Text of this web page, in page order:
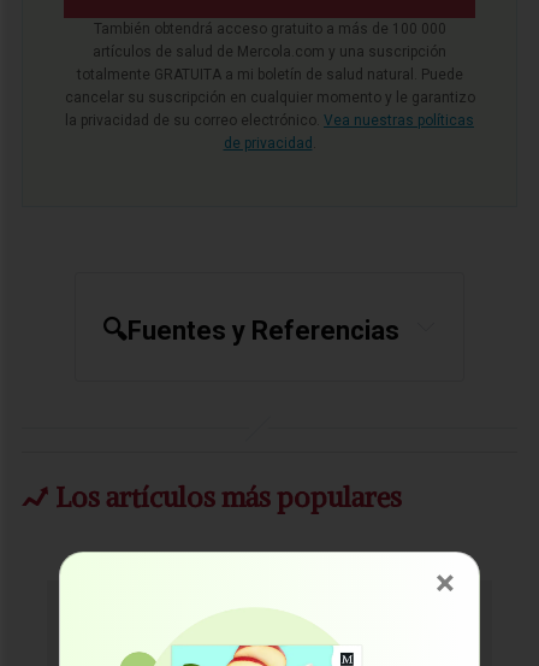
También obtendrá acceso gratuito a más de 100 000
artículos de salud de Mercola.com y una suscripción
totalmente GRATUITA a mi boletín de salud natural. Puede
cancelar su suscripción en cualquier momento y le garantizo
la privacidad de su correo electrónico. Vea nuestras políticas
de privacidad
🔍Fuentes y Referencias
Los artículos más populares
¡Únase GRATIS al boletín de
×